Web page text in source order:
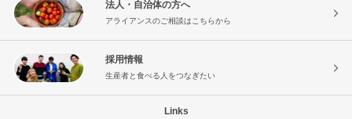
法人・自治体の方へ
アライアンスのご相談はこちらから
採用情報
生産者と食べる人をつなぎたい
Links